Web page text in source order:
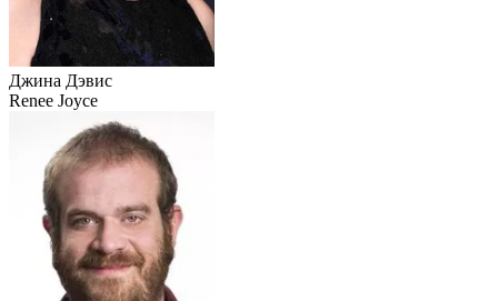
Джина Дэвис
Renee Joyce